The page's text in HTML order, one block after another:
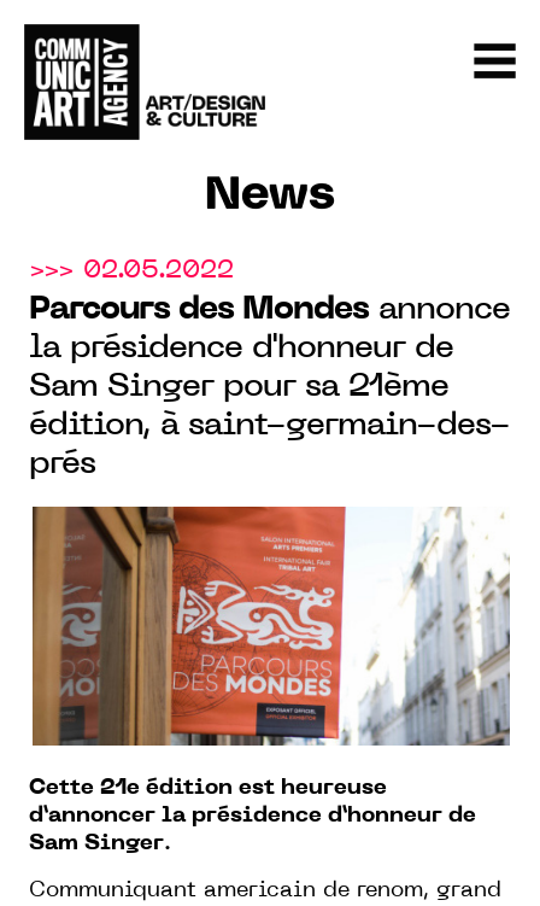
News
>>> 02.05.2022
Parcours des Mondes annonce
la présidence d'honneur de
Sam Singer pour sa 21ème
édition, à saint-germain-des-
prés
Cette 21e édition est heureuse
d’annoncer la présidence d’honneur de
Sam Singer.
Communiquant americain de renom, grand